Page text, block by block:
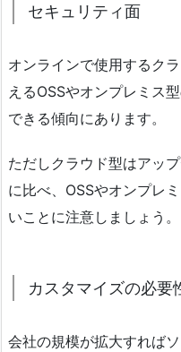
セキュリティ面
オンラインで使用するク
えるOSSやオンプレミス
できる傾向にあります。
ただしクラウド型はアッ
に比べ、OSSやオンプレ
いことに注意しましょう。
カスタマイズの必要
会社の規模が拡大すれば